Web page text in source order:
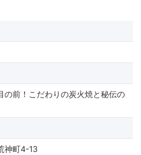
の前！こだわりの炭火焼と秘伝の
神町4-13